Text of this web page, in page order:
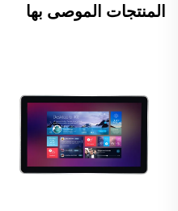
المنتجات الموصى بها